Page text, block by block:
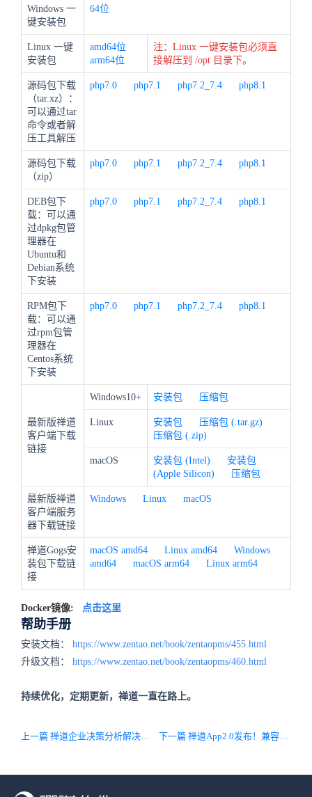
Windows 一
键安装包
64位
Linux 一键
安装包
amd64位
arm64位
注：Linux 一键安装包必须直
接解压到 /opt 目录下。
源码包下载
（tar.xz）：
可以通过tar
命令或者解
压工具解压
php7.0 php7.1 php7.2_7.4 php8.1
源码包下载
（zip）
php7.0 php7.1 php7.2_7.4 php8.1
DEB包下
载：可以通
过dpkg包管
理器在
Ubuntu和
Debian系统
下安装
php7.0 php7.1 php7.2_7.4 php8.1
RPM包下
载：可以通
过rpm包管
理器在
Centos系统
下安装
php7.0 php7.1 php7.2_7.4 php8.1
最新版禅道
客户端下载
链接
Windows10+ 安装包 压缩包
Linux 安装包
压缩包 (.tar.gz)
压缩包 (.zip)
macOS 安装包 (Intel)
安装包
(Apple Silicon)
压缩包
最新版禅道
客户端服务
器下载链接
Windows Linux macOS
禅道Gogs安
装包下载链
接
macOS amd64 Linux amd64
Windows
amd64
macOS arm64 Linux arm64
Docker镜像: 点击这里
帮助手册
安装文档： https://www.zentao.net/book/zentaopms/455.html
升级文档： https://www.zentao.net/book/zentaopms/460.html
持续优化，定期更新，禅道一直在路上。
下一篇 禅道App2.0发布！兼容20系列版本